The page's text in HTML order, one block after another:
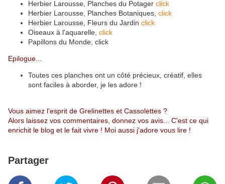
Herbier Larousse, Planches du Potager click
Herbier Larousse, Planches Botaniques, click
Herbier Larousse, Fleurs du Jardin click
Oiseaux à l'aquarelle, click
Papillons du Monde, click
Epilogue...
Toutes ces planches ont un côté précieux, créatif, elles
sont faciles à aborder, je les adore !
Vous aimez l'esprit de Grelinettes et Cassolettes ?
Alors laissez vos commentaires, donnez vos avis... C'est ce qui
enrichit le blog et le fait vivre ! Moi aussi j'adore vous lire !
Partager